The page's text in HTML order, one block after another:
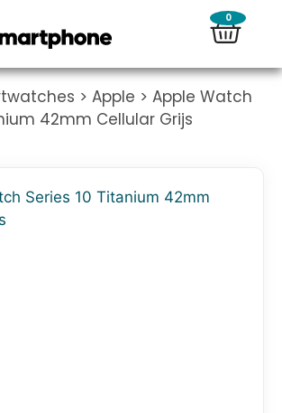
0
> Apple > Apple Watch
42mm Cellular Grijs